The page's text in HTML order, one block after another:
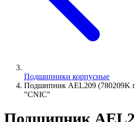
Подшипники корпусные
Подшипник AEL209 (780209K
"CNIC"